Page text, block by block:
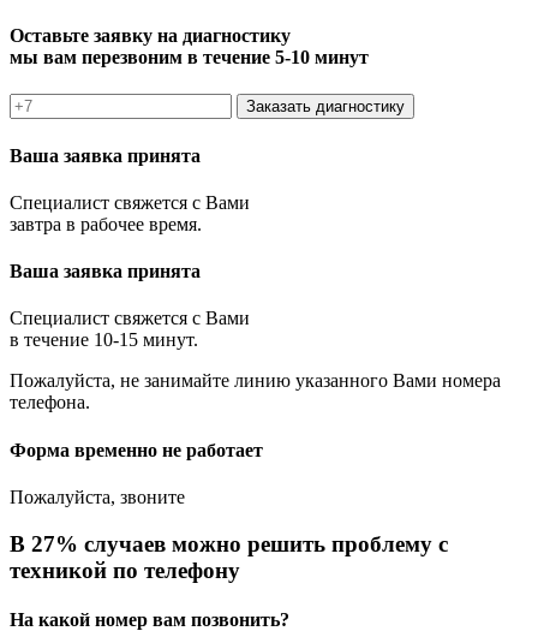
Оставьте заявку на диагностику
мы вам перезвоним в течение 5-10 минут
Заказать диагностику
Ваша заявка принята
Специалист свяжется с Вами
завтра в рабочее время.
Ваша заявка принята
Специалист свяжется с Вами
в течение 10-15 минут.
Пожалуйста, не занимайте линию указанного Вами номера
телефона.
Форма временно не работает
Пожалуйста, звоните
В 27% случаев можно решить проблему с
техникой по телефону
На какой номер вам позвонить?